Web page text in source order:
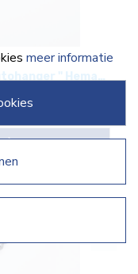
Handgemaakte Natuurstenen Autohanger " Hematiet"- Met metaal hanger - " Hematiet Kruis"
Bestel
meer informatie